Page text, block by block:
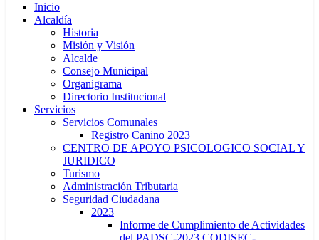
Inicio
Alcaldía
Historia
Misión y Visión
Alcalde
Consejo Municipal
Organigrama
Directorio Institucional
Servicios
Servicios Comunales
Registro Canino 2023
CENTRO DE APOYO PSICOLOGICO SOCIAL Y
JURIDICO
Turismo
Administración Tributaria
Seguridad Ciudadana
2023
Informe de Cumplimiento de Actividades
del PADSC-2023 CODISEC-